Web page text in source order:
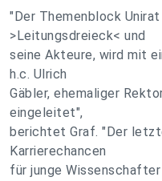
"Der Themenblock
>Leitungsdreieck< und
seine Akteure, wird mit
h.c. Ulrich
Gäbler, ehemaliger
eingeleitet",
berichtet Graf. "Der
Karrierechancen
für junge